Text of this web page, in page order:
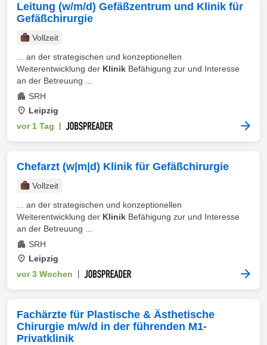
Leitung (w/m/d) Gefäßzentrum und Klinik für
Gefäßchirurgie
Vollzeit
... an der strategischen und konzeptionellen
Weiterentwicklung der Klinik Befähigung zur und Interesse
an der Betreuung ...
SRH
Leipzig
vor 1 Tag
Chefarzt (w|m|d) Klinik für Gefäßchirurgie
Vollzeit
... an der strategischen und konzeptionellen
Weiterentwicklung der Klinik Befähigung zur und Interesse
an der Betreuung ...
SRH
Leipzig
vor 3 Wochen
Fachärzte für Plastische & Ästhetische
Chirurgie m/w/d in der führenden M1-
Privatklinik